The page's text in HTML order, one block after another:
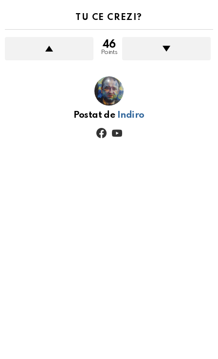
TU CE CREZI?
46
Points
Postat de Indiro